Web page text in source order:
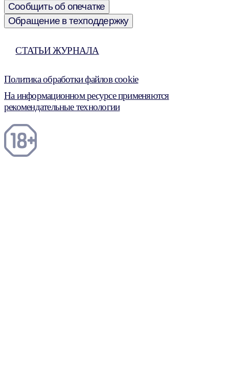
Сообщить об опечатке
Обращение в техподдержку
СТАТЬИ ЖУРНАЛА
Политика обработки файлов cookie
На информационном ресурсе применяются
рекомендательные технологии